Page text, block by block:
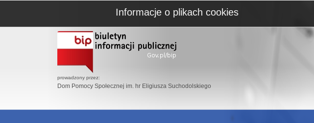
prowadzony przez:
Dom Pomocy Społecznej im. hr Eligiusza Suchodolskiego
Informacje o plikach cookies